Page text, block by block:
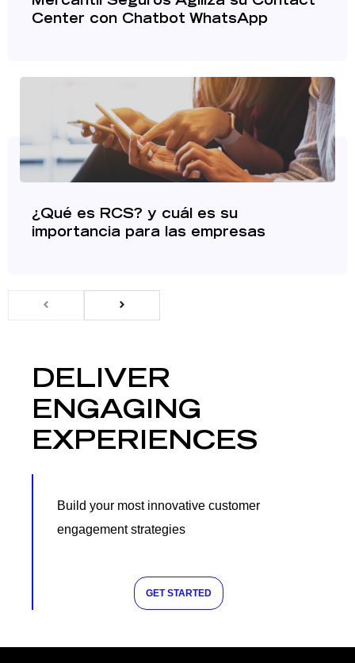
Center con Chatbot WhatsApp
¿Qué es RCS? y cuál es su
importancia para las empresas
DELIVER
ENGAGING
EXPERIENCES
Build your most innovative customer
engagement strategies
GET STARTED